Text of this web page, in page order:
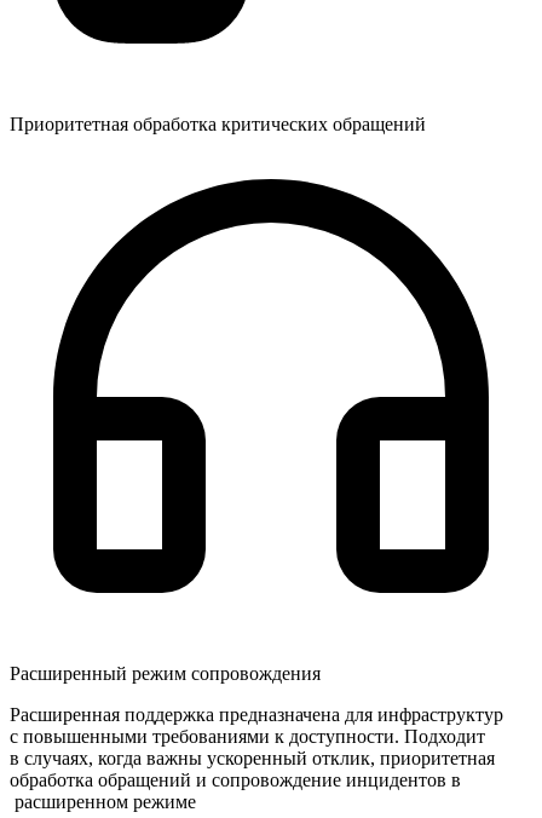
Приоритетная обработка критических обращений
Расширенный режим сопровождения
Расширенная поддержка предназначена для инфраструктур
с повышенными требованиями к доступности. Подходит
в случаях, когда важны ускоренный отклик, приоритетная
обработка обращений и сопровождение инцидентов в
расширенном режиме